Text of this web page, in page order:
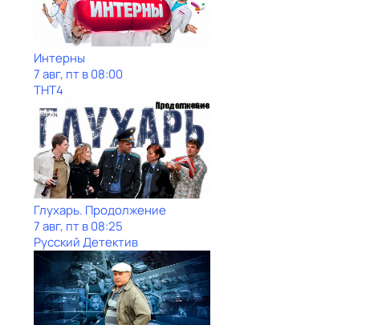
Интерны
7 авг, пт в 08:00
ТНТ4
Глухарь. Продолжение
7 авг, пт в 08:25
Русский Детектив